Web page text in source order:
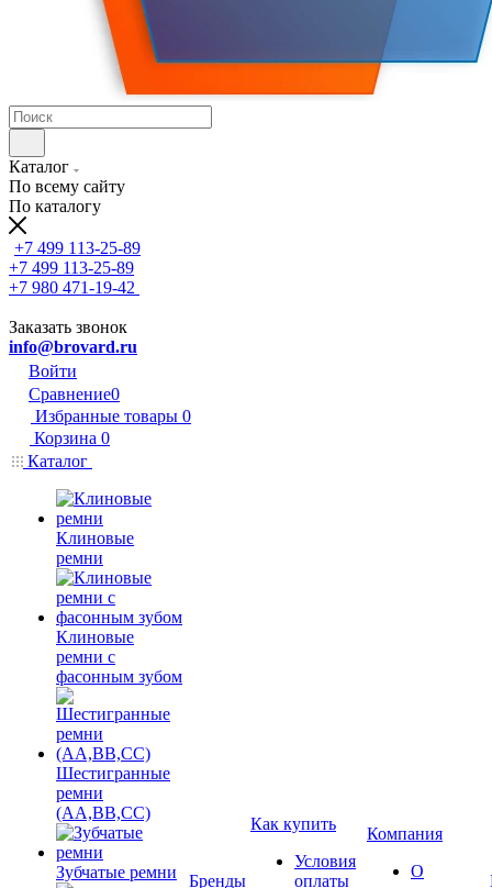
Каталог
По всему сайту
По каталогу
+7 499 113-25-89
+7 499 113-25-89
+7 980 471-19-42
Заказать звонок
info@brovard.ru
Войти
Сравнение0
Избранные товары 0
Корзина 0
Каталог
Клиновые
ремни
Клиновые
ремни с
фасонным зубом
Шестигранные
ремни
(AA,BB,CC)
Зубчатые ремни Бренды
Как купить
Условия
оплаты
Компания
О